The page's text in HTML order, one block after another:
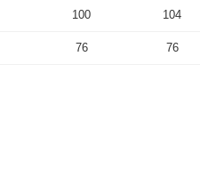
100 104
76 76